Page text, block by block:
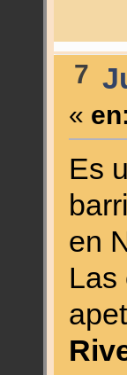
7
«
Es
en
Las